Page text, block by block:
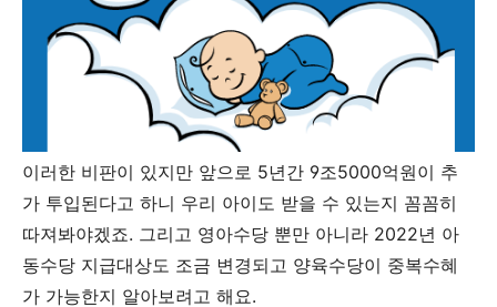
이러한 비판이 있지만 앞으로 5년간 9조5000억원이 추
가 투입된다고 하니 우리 아이도 받을 수 있는지 꼼꼼히
따져봐야겠죠. 그리고 영아수당 뿐만 아니라 2022년 아
동수당 지급대상도 조금 변경되고 양육수당이 중복수혜
가 가능한지 알아보려고 해요.